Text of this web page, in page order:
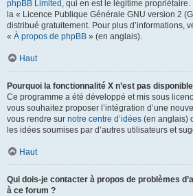
phpBB Limited , qui en est le légitime
la « Licence Publique Générale GNU version 2
distribué gratuitement. Pour plus d’informations,
« À propos de phpBB » (en anglais).
Haut
Pourquoi la fonctionnalité X n’est pas
Ce programme a été développé et mis sous
vous souhaitez proposer l’intégration d’une
vous rendre sur notre centre d’idées (en anglais)
les idées soumises par d’autres utilisateurs et
Haut
Qui dois-je contacter à propos de problèmes
à ce forum ?